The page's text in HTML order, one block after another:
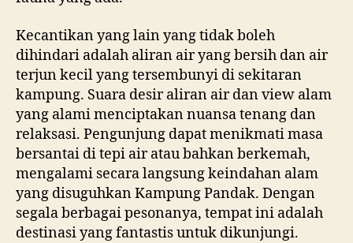
Kecantikan yang lain yang tidak boleh
dihindari adalah aliran air yang bersih dan air
terjun kecil yang tersembunyi di sekitaran
kampung. Suara desir aliran air dan view alam
yang alami menciptakan nuansa tenang dan
relaksasi. Pengunjung dapat menikmati masa
bersantai di tepi air atau bahkan berkemah,
mengalami secara langsung keindahan alam
yang disuguhkan Kampung Pandak. Dengan
segala berbagai pesonanya, tempat ini adalah
destinasi yang fantastis untuk dikunjungi.